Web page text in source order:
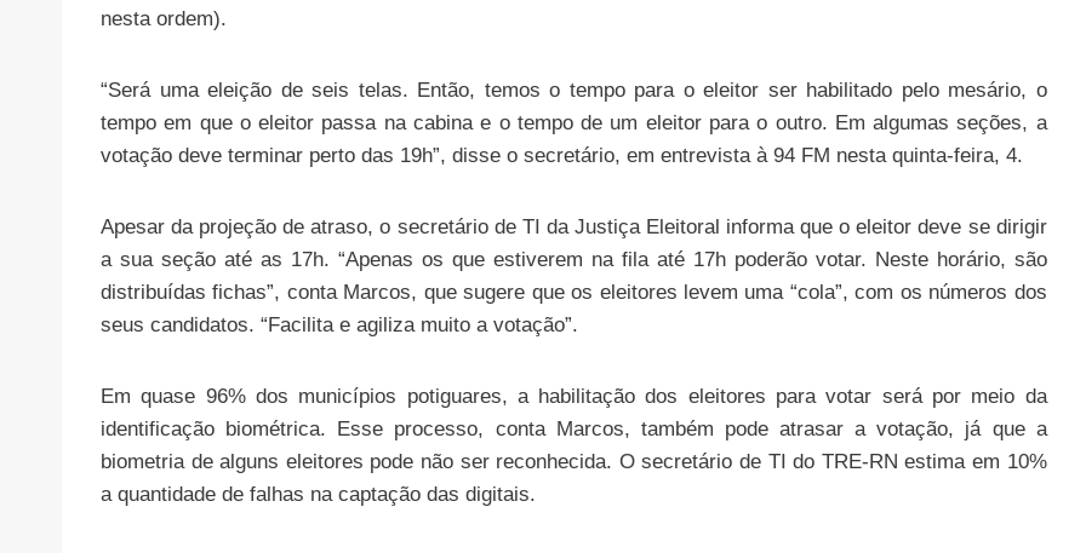
nesta ordem).
“Será uma eleição de seis telas. Então, temos o tempo para o eleitor ser habilitado pelo mesário, o
tempo em que o eleitor passa na cabina e o tempo de um eleitor para o outro. Em algumas seções, a
votação deve terminar perto das 19h”, disse o secretário, em entrevista à 94 FM nesta quinta-feira, 4.
Apesar da projeção de atraso, o secretário de TI da Justiça Eleitoral informa que o eleitor deve se dirigir
a sua seção até as 17h. “Apenas os que estiverem na fila até 17h poderão votar. Neste horário, são
distribuídas fichas”, conta Marcos, que sugere que os eleitores levem uma “cola”, com os números dos
seus candidatos. “Facilita e agiliza muito a votação”.
Em quase 96% dos municípios potiguares, a habilitação dos eleitores para votar será por meio da
identificação biométrica. Esse processo, conta Marcos, também pode atrasar a votação, já que a
biometria de alguns eleitores pode não ser reconhecida. O secretário de TI do TRE-RN estima em 10%
a quantidade de falhas na captação das digitais.